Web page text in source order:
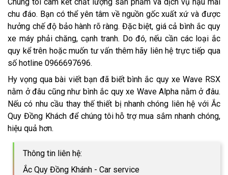
Chúng tôi cam kết chất lượng sản phẩm và dịch vụ hậu mãi
chu đáo. Bạn có thể yên tâm về nguồn gốc xuất xứ và được
hưởng chế độ bảo hành rõ ràng. Đặc biệt, giá cả bình ắc quy
xe máy phải chăng, cạnh tranh. Do đó, nếu cần các loại ắc
quy kể trên hoặc muốn tư vấn thêm hãy liên hệ trực tiếp qua
số hotline 0966697696.
Hy vọng qua bài viết bạn đã biết bình ắc quy xe Wave RSX
nằm ở đâu cũng như bình ắc quy xe Wave Alpha nằm ở đâu.
Nếu có nhu cầu thay thế thiết bị nhanh chóng liên hệ với Ắc
Quy Đồng Khách để chúng tôi hỗ trợ mua sắm nhanh chóng,
hiệu quả hơn.
Thông tin liên hệ:
Ắc Quy Đồng Khánh - Car service